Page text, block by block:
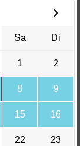
Sa Di
1 2
8 9
15 16
22 23